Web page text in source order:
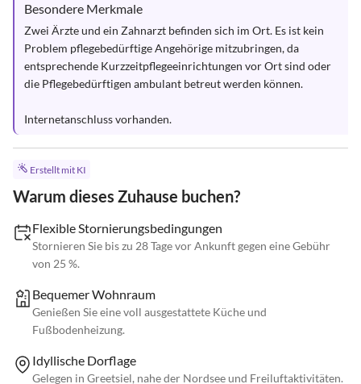
Besondere Merkmale
Zwei Ärzte und ein Zahnarzt befinden sich im Ort. Es ist kein
Problem pflegebedürftige Angehörige mitzubringen, da
entsprechende Kurzzeitpflegeeinrichtungen vor Ort sind oder
die Pflegebedürftigen ambulant betreut werden können.
Internetanschluss vorhanden.
Erstellt mit KI
Warum dieses Zuhause buchen?
Flexible Stornierungsbedingungen
Stornieren Sie bis zu 28 Tage vor Ankunft gegen eine Gebühr
von 25 %.
Bequemer Wohnraum
Genießen Sie eine voll ausgestattete Küche und
Fußbodenheizung.
Idyllische Dorflage
Gelegen in Greetsiel, nahe der Nordsee und Freiluftaktivitäten.